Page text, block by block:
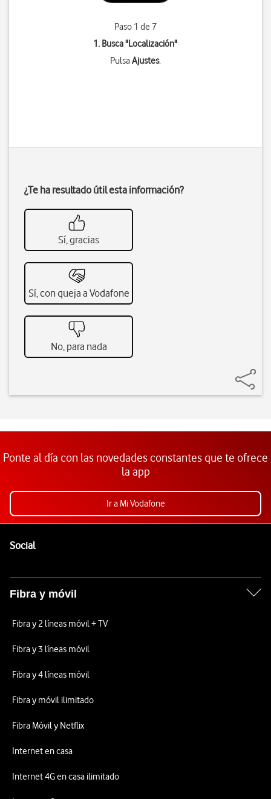
Paso 1 de 7
1. Busca "Localización"
PulsaAjustes.
¿Te ha resultado útil esta información?
Sí, gracias
Sí, con queja a Vodafone
No, para nada
Ponte al día con las novedades constantes que te ofrece
la app
Ir a Mi Vodafone
SocialEnlaces a las redes sociales de Vodafone
Fibra y móvil
Fibra y 2 líneas móvil + TV
Fibra y 3 líneas móvil
Fibra y 4 líneas móvil
Fibra y móvil ilimitado
Fibra Móvil y Netflix
Internet en casa
Internet 4G en casa ilimitado